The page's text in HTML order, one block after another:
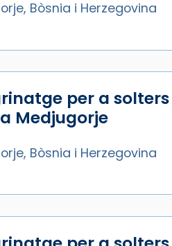
Bòsnia i Herzegovina
per a solters
Medjugorje
Bòsnia i Herzegovina